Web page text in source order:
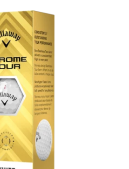
Palice
Oblečenie
Topánky